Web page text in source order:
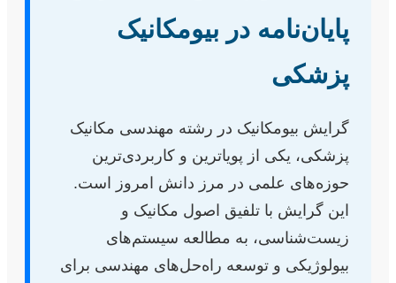
پایان‌نامه در بیومکانیک
پزشکی
گرایش بیومکانیک در رشته مهندسی مکانیک
پزشکی، یکی از پویاترین و کاربردی‌ترین
حوزه‌های علمی در مرز دانش امروز است.
این گرایش با تلفیق اصول مکانیک و
زیست‌شناسی، به مطالعه سیستم‌های
بیولوژیکی و توسعه راه‌حل‌های مهندسی برای